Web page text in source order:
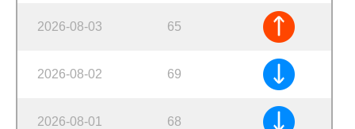
2026-08-03 65
2026-08-02 69
2026-08-01 68